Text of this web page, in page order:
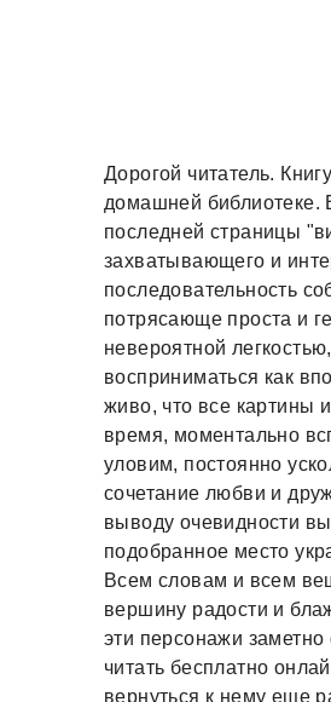
Дорогой читатель.
домашней библиотеке.
последней страницы
захватывающего и
последовательность
потрясающе проста и
невероятной
восприниматься как
живо, что все картины
время, моментально
уловим, постоянно
сочетание любви и
выводу очевидности
подобранное место
Всем словам и всем
вершину радости и
эти персонажи
читать бесплатно
вернуться к нему еще